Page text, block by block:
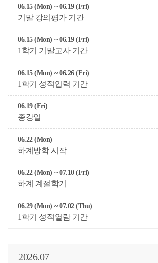
06.15 (Mon) ~ 06.19 (Fri)
기말 강의평가 기간
06.15 (Mon) ~ 06.19 (Fri)
1학기 기말고사 기간
06.15 (Mon) ~ 06.26 (Fri)
1학기 성적입력 기간
06.19 (Fri)
종강일
06.22 (Mon)
하계방학 시작
06.22 (Mon) ~ 07.10 (Fri)
하계 계절학기
06.29 (Mon) ~ 07.02 (Thu)
1학기 성적열람 기간
2026.07